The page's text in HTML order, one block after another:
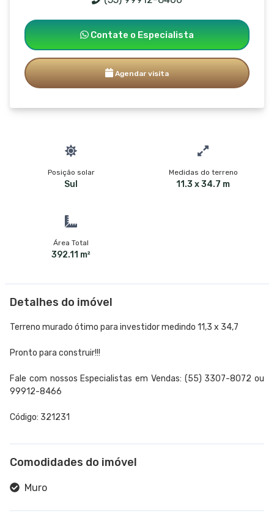
Contate o Especialista
Agendar visita
Posição solar
Sul
Medidas do terreno
11.3 x 34.7 m
Área Total
392.11 m²
Detalhes do imóvel
Terreno murado ótimo para investidor medindo 11,3 x 34,7
Pronto para construir!!!
Fale com nossos Especialistas em Vendas: (55) 3307-8072 ou
99912-8466
Código: 321231
Comodidades do imóvel
Muro